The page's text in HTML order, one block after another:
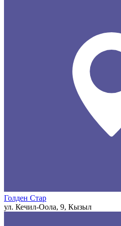
Голден Стар
ул. Кечил-Оола, 9, Кызыл